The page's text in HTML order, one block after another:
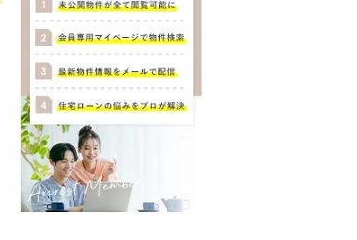
練馬区
東久留米営業所